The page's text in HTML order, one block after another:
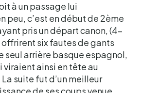
à un passage lui
peu, c’est en début de 2ème
pris un départ canon, (4-
six fautes de gants
seul arrière basque espagnol,
viraient ainsi en tête au
suite fut d’un meilleur